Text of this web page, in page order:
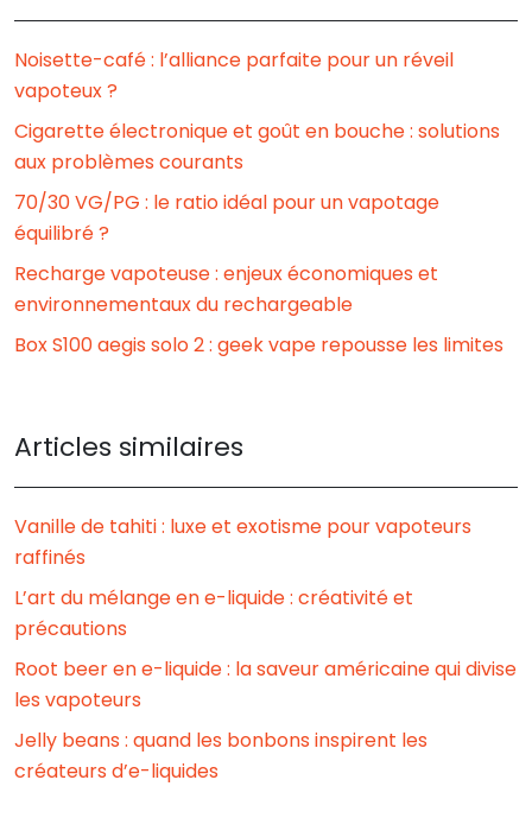
Noisette-café : l’alliance parfaite pour un réveil
vapoteux ?
Cigarette électronique et goût en bouche : solutions
aux problèmes courants
70/30 VG/PG : le ratio idéal pour un vapotage
équilibré ?
Recharge vapoteuse : enjeux économiques et
environnementaux du rechargeable
Box S100 aegis solo 2 : geek vape repousse les limites
Articles similaires
Vanille de tahiti : luxe et exotisme pour vapoteurs
raffinés
L’art du mélange en e-liquide : créativité et
précautions
Root beer en e-liquide : la saveur américaine qui divise
les vapoteurs
Jelly beans : quand les bonbons inspirent les
créateurs d’e-liquides